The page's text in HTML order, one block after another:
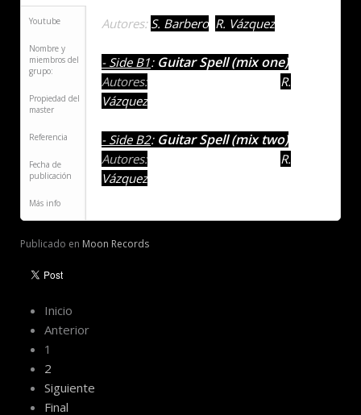
Youtube
Nombre y
miembros del
grupo:
Propiedad del
master
Referencia
Fecha de
publicación
Más info
Autores: S. Barbero R. Vázquez
- Side B1: Guitar Spell (mix one)
Autores:S. Barbero
R.
Vázquez
- Side B2: Guitar Spell (mix two)
Autores:S. Barbero
R.
Vázquez
Publicado en Moon Records
Inicio
Anterior
1
2
Siguiente
Final